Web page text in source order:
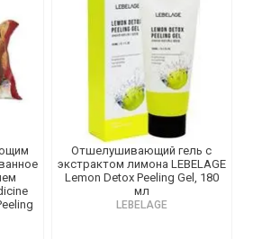
Отшелушивающий гель с
экстрактом лимона LEBELAGE
Lemon Detox Peeling Gel, 180
мл
LEBELAGE